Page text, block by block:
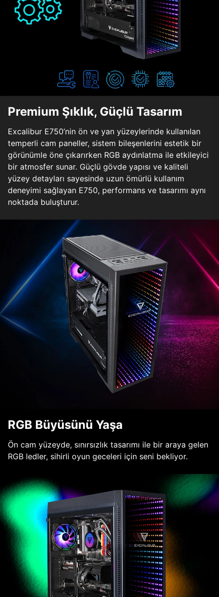
Premium Şıklık, Güçlü Tasarım
Excalibur E750’nin ön ve yan yüzeylerinde kullanılan
temperli cam paneller, sistem bileşenlerini estetik bir
görünümle öne çıkarırken RGB aydınlatma ile etkileyici
bir atmosfer sunar. Güçlü gövde yapısı ve kaliteli
yüzey detayları sayesinde uzun ömürlü kullanım
deneyimi sağlayan E750, performans ve tasarımı aynı
noktada buluşturur.
RGB Büyüsünü Yaşa
Ön cam yüzeyde, sınırsızlık tasarımı ile bir araya gelen
RGB ledler, sihirli oyun geceleri için seni bekliyor.